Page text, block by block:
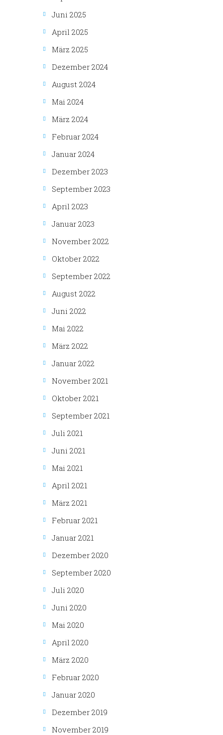
Juni 2025
April 2025
März 2025
Dezember 2024
August 2024
Mai 2024
März 2024
Februar 2024
Januar 2024
Dezember 2023
September 2023
April 2023
Januar 2023
November 2022
Oktober 2022
September 2022
August 2022
Juni 2022
Mai 2022
März 2022
Januar 2022
November 2021
Oktober 2021
September 2021
Juli 2021
Juni 2021
Mai 2021
April 2021
März 2021
Februar 2021
Januar 2021
Dezember 2020
September 2020
Juli 2020
Juni 2020
Mai 2020
April 2020
März 2020
Februar 2020
Januar 2020
Dezember 2019
November 2019